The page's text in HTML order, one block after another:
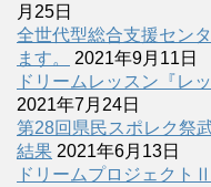
月25日
全世代型総合支援セン
ます。
2021年9月11日
ドリームレッスン『レ
2021年7月24日
第28回県民スポレク祭
結果 2021年6月13日
ドリームプロジェクト